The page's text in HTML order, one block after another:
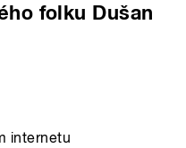
folku Dušan
internetu